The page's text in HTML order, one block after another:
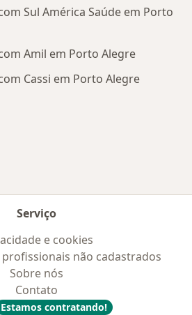
Sul América Saúde em Porto
Amil em Porto Alegre
Cassi em Porto Alegre
Serviço
e cookies
não cadastrados
Sobre nós
Contato
Estamos contratando!